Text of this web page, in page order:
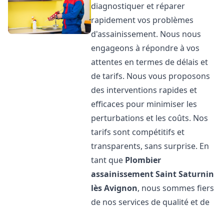
diagnostiquer et réparer
rapidement vos problèmes
d'assainissement. Nous nous
engageons à répondre à vos
attentes en termes de délais et
de tarifs. Nous vous proposons
des interventions rapides et
efficaces pour minimiser les
perturbations et les coûts. Nos
tarifs sont compétitifs et
transparents, sans surprise. En
tant que Plombier
assainissementSaint Saturnin
lès Avignon, nous sommes fiers
de nos services de qualité et de